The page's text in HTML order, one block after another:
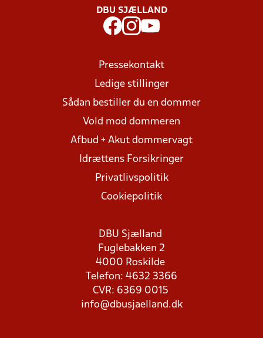
DBU SJÆLLAND
Pressekontakt
Ledige stillinger
Sådan bestiller du en dommer
Vold mod dommeren
Afbud + Akut dommervagt
Idrættens Forsikringer
Privatlivspolitik
Cookiepolitik
DBU Sjælland
Fuglebakken 2
4000 Roskilde
Telefon: 4632 3366
CVR: 6369 0015
info@dbusjaelland.dk